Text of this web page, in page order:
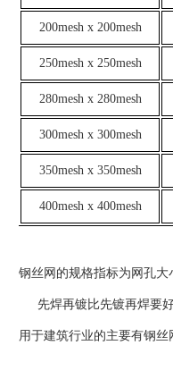
200mesh x 200mesh
250mesh x 250mesh
280mesh x 280mesh
300mesh x 300mesh
350mesh x 350mesh
400mesh x 400mesh
钢丝网的规格指标为网孔
先焊再镀比先镀再焊要好
用于建筑行业的主要有钢丝